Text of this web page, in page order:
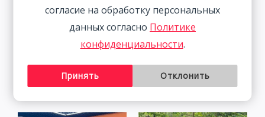
Volkswagen Lamando 1.4T
150HP 2WD 2022 | Синий
| Арт. CA6659
Volkswagen Lamando 1.4T
150HP 2WD 2022 | Белый
| Арт. CA3962
1 993 700₽
согласие на обработку персональных
данных согласно Политике
конфиденциальности.
Принять Отклонить